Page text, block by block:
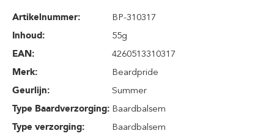
Artikelnummer:
BP-310317
Inhoud:
55g
EAN:
4260513310317
Merk:
Beardpride
Geurlijn:
Summer
Type Baardverzorging: Baardbalsem
Type verzorging:
Baardbalsem